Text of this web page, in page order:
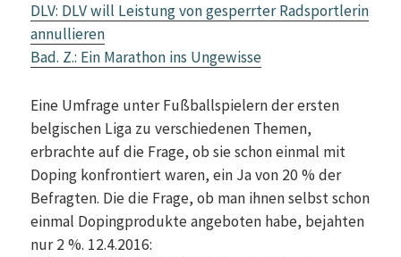
DLV: DLV will Leistung von gesperrter Radsportlerin
annullieren
Bad. Z.: Ein Marathon ins Ungewisse
Eine Umfrage unter Fußballspielern der ersten
belgischen Liga zu verschiedenen Themen,
erbrachte auf die Frage, ob sie schon einmal mit
Doping konfrontiert waren, ein Ja von 20 % der
Befragten. Die die Frage, ob man ihnen selbst schon
einmal Dopingprodukte angeboten habe, bejahten
nur 2 %. 12.4.2016: